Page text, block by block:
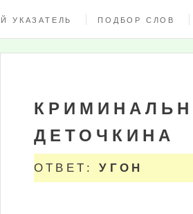
УКАЗАТЕЛЬ ПОДБОР СЛОВ
ДЕТОЧКИНА
ОТВЕТ:УГОН